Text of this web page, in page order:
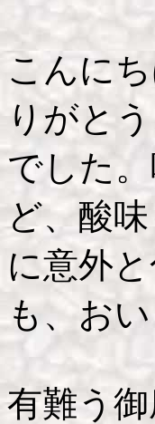
こんに
りがと
でした
ど、酸
に意外
も、お
有難う